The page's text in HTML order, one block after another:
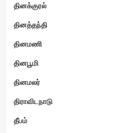
தினக்குரல்
தினத்தந்தி
தினமணி
தினபூமி
தினமலர்
திராவிடநாடு
தீபம்